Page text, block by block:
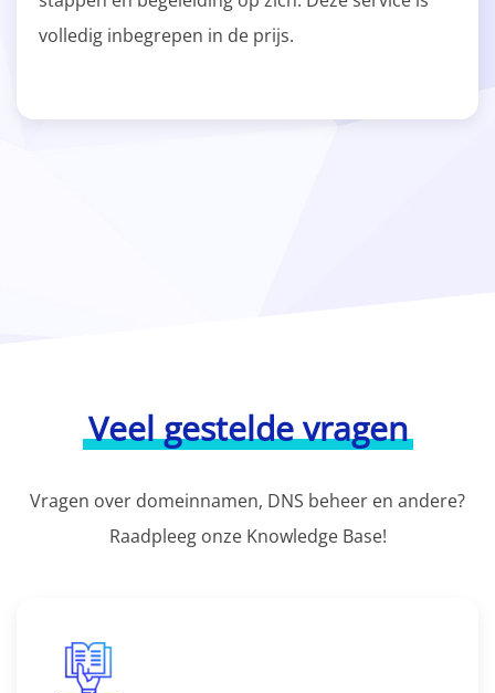
volledig inbegrepen in de prijs.
Veel gestelde vragen
Vragen over domeinnamen, DNS beheer en andere?
Raadpleeg onze Knowledge Base!